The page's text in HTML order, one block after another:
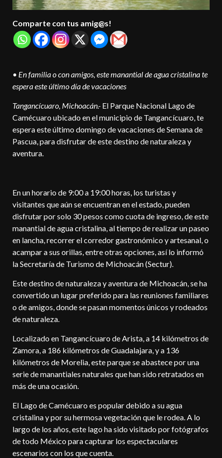
Comparte con tus amig@s!
• En familia o con amigos, este manantial de agua cristalina te
espera este último día de vacaciones
Tangancícuaro, Michoacán.- El Parque Nacional Lago de
Camécuaro ubicado en el municipio de Tangancícuaro, te
espera este último domingo de vacaciones de Semana de
Pascua, para disfrutar de este destino de naturaleza y
aventura.
En un horario de 9:00 a 19:00 horas, los turistas y
visitantes que aún se encuentran en el estado, pueden
disfrutar por solo 30 pesos como cuota de ingreso, de este
manantial de agua cristalina, al tiempo de realizar un paseo
en lancha, recorrer el corredor gastronómico y artesanal, o
acampar a sus orillas, entre otras opciones, así lo informó
la Secretaría de Turismo de Michoacán (Sectur).
Este destino de naturaleza y aventura de Michoacán, se ha
convertido un lugar preferido para las reuniones familiares
o de amigos, donde se pasan momentos únicos y rodeados
de naturaleza.
Localizado en Tangancícuaro de Arista, a 14 kilómetros de
Zamora, a 186 kilómetros de Guadalajara, y a 136
kilómetros de Morelia, este parque se abastece por una
serie de manantiales naturales que han sido retratados en
más de una ocasión.
El Lago de Camécuaro es popular debido a su agua
cristalina y por su hermosa vegetación que le rodea. A lo
largo de los años, este lago ha sido visitado por fotógrafos
de todo México para capturar los espectaculares
escenarios con los que cuenta.